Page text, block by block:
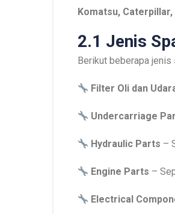
Komatsu,
2.1 Jenis
Berikut beberapa jenis
Filter Oli dan
Undercarriage
Hydraulic Parts –
Engine Parts –
Electrical